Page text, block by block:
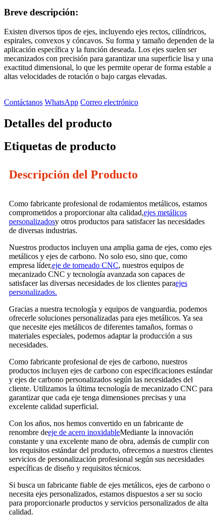
Breve descripción:
Existen diversos tipos de ejes, incluyendo ejes rectos, cilíndricos,
espirales, convexos y cóncavos. Su forma y tamaño dependen de la
aplicación específica y la función deseada. Los ejes suelen ser
mecanizados con precisión para garantizar una superficie lisa y una
exactitud dimensional, lo que les permite operar de forma estable a
altas velocidades de rotación o bajo cargas elevadas.
Contáctanos WhatsApp Correo electrónico
Detalles del producto
Etiquetas de producto
Descripción del Producto
Como fabricante profesional de rodamientos metálicos, estamos
comprometidos a proporcionar alta calidad,ejes metálicos
personalizadosy otros productos para satisfacer las necesidades
de diversas industrias.
Nuestros productos incluyen una amplia gama de ejes, como ejes
metálicos y ejes de carbono. No solo eso, sino que, como
empresa líder,eje de torneado CNC, nuestros equipos de
mecanizado CNC y tecnología avanzada son capaces de
satisfacer las diversas necesidades de los clientes paraejes
personalizados.
Gracias a nuestra tecnología y equipos de vanguardia, podemos
ofrecerle soluciones personalizadas para ejes metálicos. Ya sea
que necesite ejes metálicos de diferentes tamaños, formas o
materiales especiales, podemos adaptar la producción a sus
necesidades.
Como fabricante profesional de ejes de carbono, nuestros
productos incluyen ejes de carbono con especificaciones estándar
y ejes de carbono personalizados según las necesidades del
cliente. Utilizamos la última tecnología de mecanizado CNC para
garantizar que cada eje tenga dimensiones precisas y una
excelente calidad superficial.
Con los años, nos hemos convertido en un fabricante de
renombre deeje de acero inoxidableMediante la innovación
constante y una excelente mano de obra, además de cumplir con
los requisitos estándar del producto, ofrecemos a nuestros clientes
servicios de personalización profesional según sus necesidades
específicas de diseño y requisitos técnicos.
Si busca un fabricante fiable de ejes metálicos, ejes de carbono o
necesita ejes personalizados, estamos dispuestos a ser su socio
para proporcionarle productos y servicios personalizados de alta
calidad.